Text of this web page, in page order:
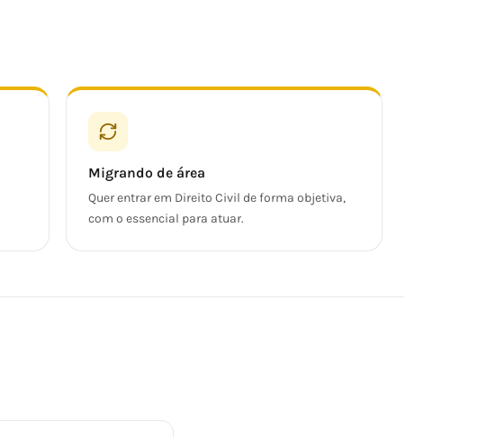
Migrando de área
Quer entrar em Direito Civil de forma objetiva,
com o essencial para atuar.